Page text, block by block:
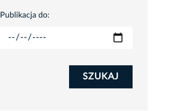
Publikacja do:
SZUKAJ